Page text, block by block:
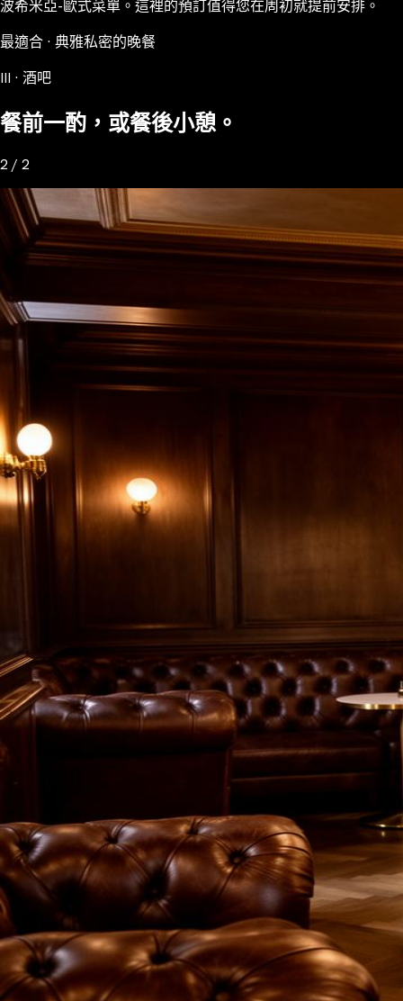
波希米亞-歐式菜單。這裡的預訂值得您在周初就提前安排。
最適合 · 典雅私密的晚餐
III · 酒吧
餐前一酌，或餐後小憩。
2 / 2